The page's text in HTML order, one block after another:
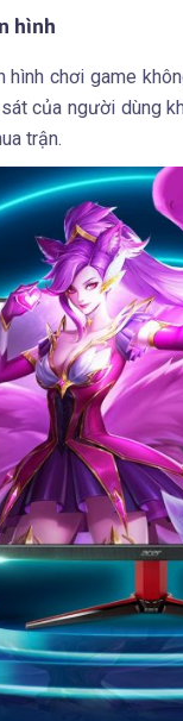
hình
hình chơi game
của người dùng
trận.